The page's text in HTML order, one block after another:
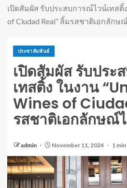
เปิดสัมผัส รับประสบการณ์ไวน์เทสติ้ง
of Ciudad Real” ลิ้มรสชาติเอกลักษ
ประชาสัมพันธ์
เปิดสัมผัส รับประ
เทสติ้ง ในงาน
Wines of
รสชาติเอกลักษณ์
admin November 11, 2024 1